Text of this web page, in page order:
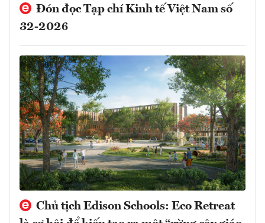
Đón đọc Tạp chí Kinh tế Việt Nam số
32-2026
Chủ tịch Edison Schools: Eco Retreat